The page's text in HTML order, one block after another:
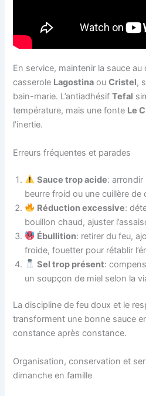
En service, maintenir la sauce
casserole Lagostina ouCristel,
bain-marie. L’antiadhésifTefal
température, mais une fonte Le
l’inertie.
Erreurs fréquentes et parades
Sauce trop acide: arrondir
beurre froid ou une cuillère de
Réduction excessive:
bouillon chaud, ajuster
Ébullition: retirer du feu,
froide, fouetter pour rétablir
Sel trop présent:
un soupçon de miel selon la
La discipline de feu doux et le
transforment une bonne sauce
constance après constance.
Organisation, conservation et
dimanche en famille